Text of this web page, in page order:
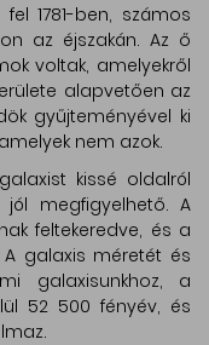
1781-ben, számos
az éjszakán. Az ő
voltak, amelyekről
alapvetően az
gyűjteményével ki
nem azok.
kissé oldalról
megfigyelhető. A
feltekeredve, és a
galaxis méretét és
galaxisunkhoz, a
52 500 fényév, és